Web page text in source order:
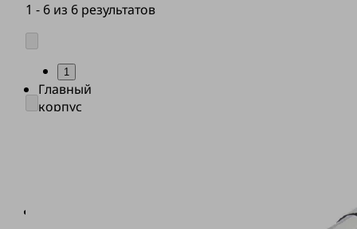
Главный
корпус
1 - 6 из 6 результатов
1